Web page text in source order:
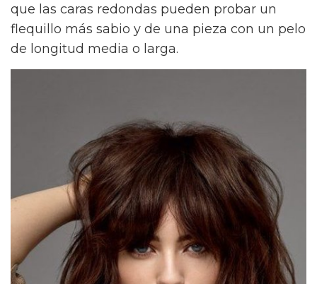
que las caras redondas pueden probar un
flequillo más sabio y de una pieza con un pelo
de longitud media o larga.